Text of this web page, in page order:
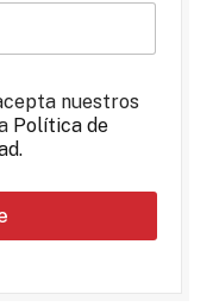
nuestros
Política de
.